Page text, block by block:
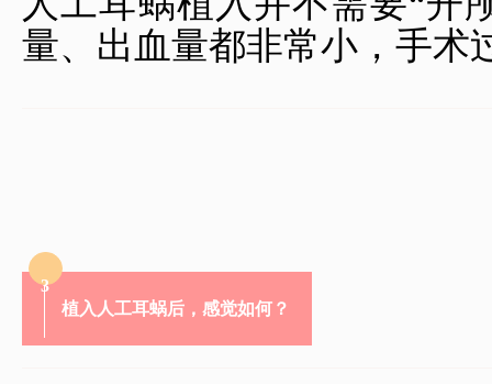
量、出血量都非常小，手术
3
植入人工耳蜗后，感觉如何？